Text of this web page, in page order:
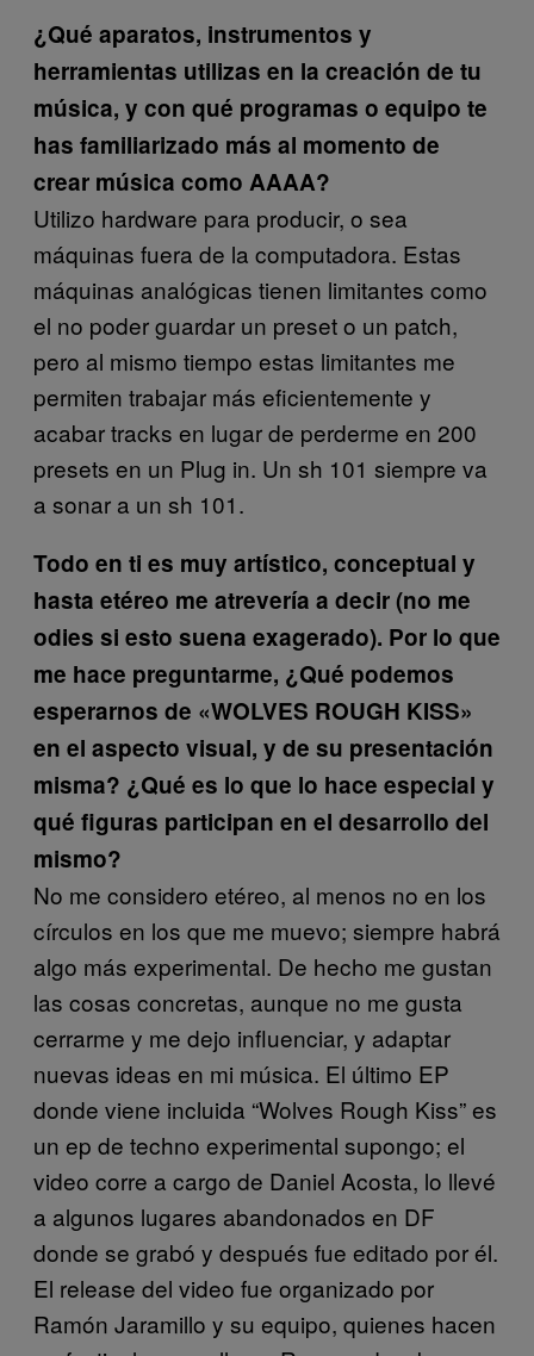
¿Qué aparatos, instrumentos y
herramientas utilizas en la creación de tu
música, y con qué programas o equipo te
has familiarizado más al momento de
crear música como AAAA?
Utilizo hardware para producir, o sea
máquinas fuera de la computadora. Estas
máquinas analógicas tienen limitantes como
el no poder guardar un preset o un patch,
pero al mismo tiempo estas limitantes me
permiten trabajar más eficientemente y
acabar tracks en lugar de perderme en 200
presets en un Plug in. Un sh 101 siempre va
a sonar a un sh 101.
Todo en ti es muy artístico, conceptual y
hasta etéreo me atrevería a decir (no me
odies si esto suena exagerado). Por lo que
me hace preguntarme, ¿Qué podemos
esperarnos de «WOLVES ROUGH KISS»
en el aspecto visual, y de su presentación
misma? ¿Qué es lo que lo hace especial y
qué figuras participan en el desarrollo del
mismo?
No me considero etéreo, al menos no en los
círculos en los que me muevo; siempre habrá
algo más experimental. De hecho me gustan
las cosas concretas, aunque no me gusta
cerrarme y me dejo influenciar, y adaptar
nuevas ideas en mi música. El último EP
donde viene incluida “Wolves Rough Kiss” es
un ep de techno experimental supongo; el
video corre a cargo de Daniel Acosta, lo llevé
a algunos lugares abandonados en DF
donde se grabó y después fue editado por él.
El release del video fue organizado por
Ramón Jaramillo y su equipo, quienes hacen